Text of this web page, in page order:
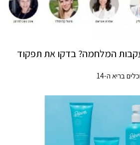
המלחמה? בדקו את תפקוד
בריא ה-14